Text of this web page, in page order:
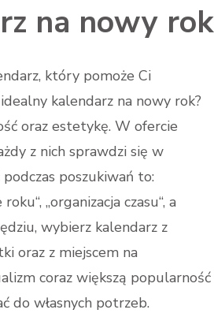
na nowy rok
który pomoże Ci
kalendarz na nowy rok?
oraz estetykę. W ofercie
z nich sprawdzi się w
poszukiwań to:
„organizacja czasu“, a
wybierz kalendarz z
oraz z miejscem na
coraz większą popularność
do własnych potrzeb.